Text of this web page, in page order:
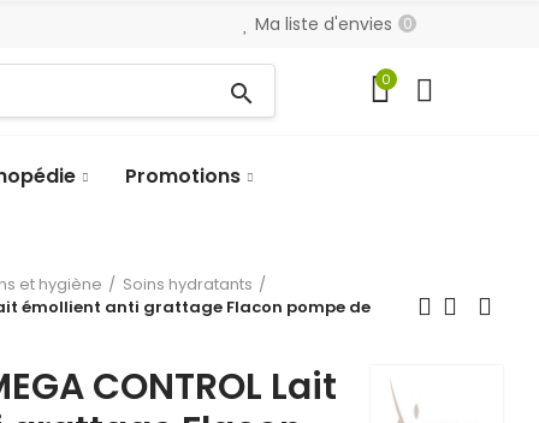
Ma liste d'envies 0
search 0
Promotions
et hygiène
Soins hydratants
Lait émollient anti grattage Flacon pompe de
CONTROL Lait